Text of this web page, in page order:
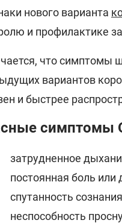
нового варианта
и профилактике
что симптомы
вариантов
и быстрее
симптомы
затрудненное
постоянная боль или
спутанность
неспособность